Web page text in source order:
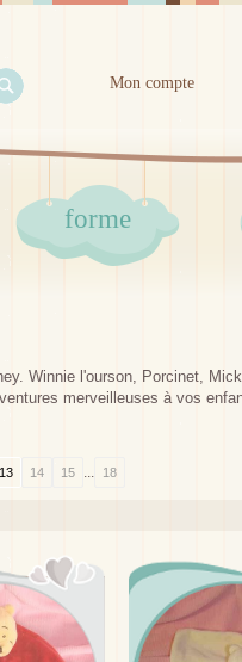
Mon compte
forme
Winnie l'ourson, Porcinet,
merveilleuses à vos
13 14 15 ... 18